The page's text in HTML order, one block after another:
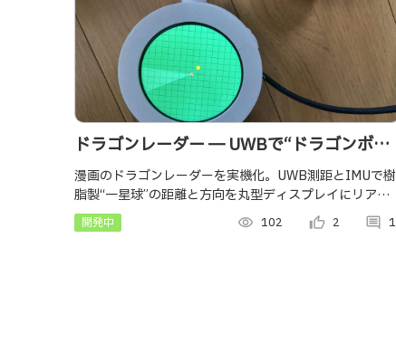
ドラゴンレーダー ─ UWBで“ドラゴンボー
ル”を本当に探す（一星球）
漫画のドラゴンレーダーを実機化。UWB測距とIMUで樹
脂製“一星球”の距離と方向を丸型ディスプレイにリアル
タイム表示。端末を回しても光点は実方向に張り付く。
開発中 visibility 102 thumb_up_alt 2 comment 1